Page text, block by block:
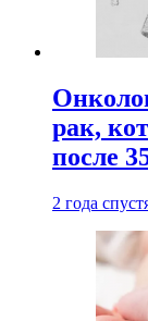
рак,
после
2 года